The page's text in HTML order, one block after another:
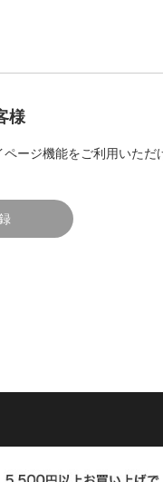
様
ージ機能をご利用いただ